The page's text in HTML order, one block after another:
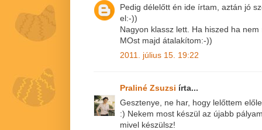
Pedig délelőtt én ide írtam, aztán jó
el:-))
Nagyon klassz lett. Ha hiszed ha
MOst majd átalakítom:-))
2011. július 15. 19:22
Praliné Zsuzsi írta...
Gesztenye, ne har, hogy lelőttem
:) Nekem most készül az újabb
mivel készülsz!